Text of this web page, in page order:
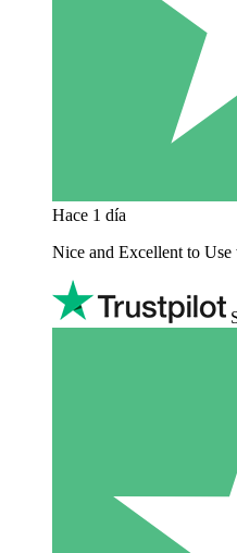
Hace 1 día
Nice and Excellent to